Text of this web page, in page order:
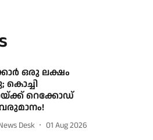
ഒരു ലക്ഷം
കൊച്ചി
റെക്കോഡ്
വരുമാനം!
Desk 01 Aug 2026